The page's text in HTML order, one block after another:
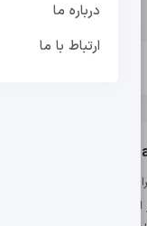
درباره ما
ارتباط با ما
Culvert and